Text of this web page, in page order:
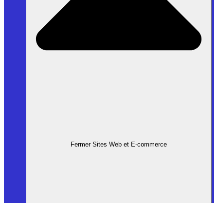
Fermer Sites Web et E-commerce